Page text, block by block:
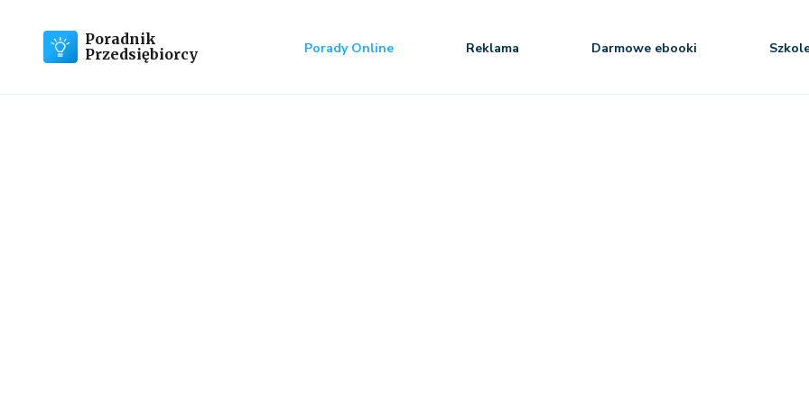
Poradnik
Przedsiębiorcy
Porady Online Reklama Darmowe ebooki